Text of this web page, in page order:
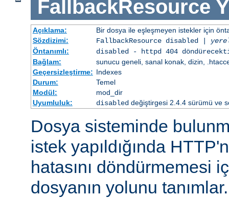
FallbackResource
Açıklama:
Bir dosya ile eşleşmeyen istekler için
Sözdizimi:
FallbackResource disabled |
Öntanımlı:
disabled - httpd 404
Bağlam:
sunucu geneli, sanal konak, dizin,
Geçersizleştirme: Indexes
Durum:
Temel
Modül:
mod_dir
Uyumluluk:
disableddeğiştirgesi 2.4.4 sürümü ve
Dosya sisteminde
istek yapıldığında
hatasını döndürmemesi
dosyanın yolunu